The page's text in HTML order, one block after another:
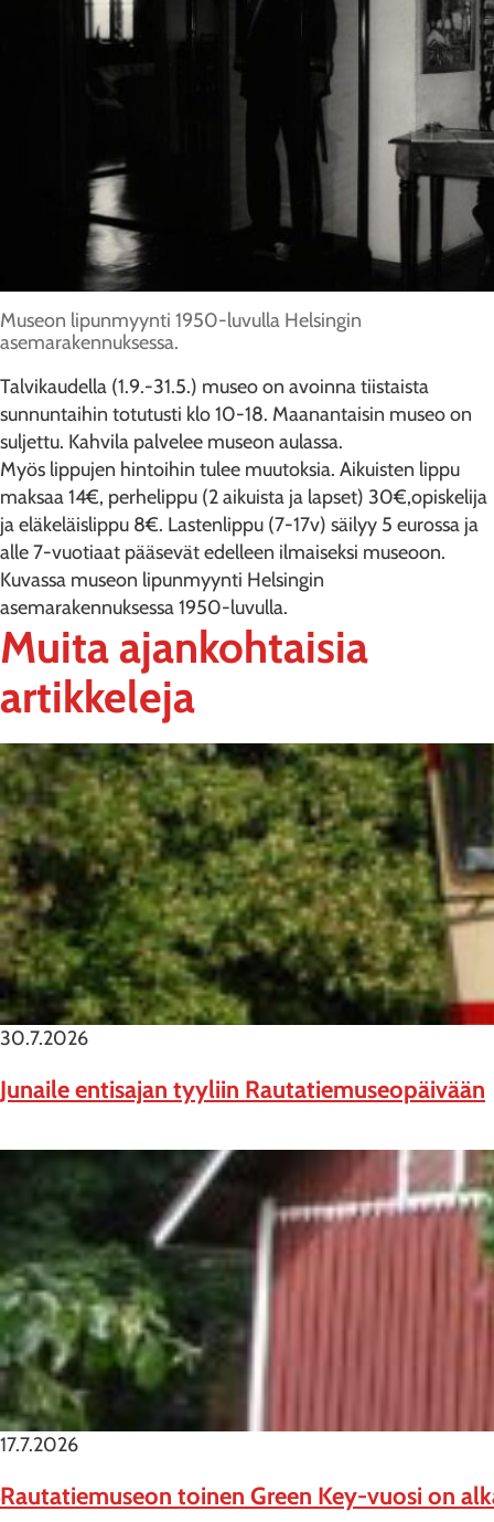
Museon lipunmyynti 1950-luvulla Helsingin
asemarakennuksessa.
Talvikaudella (1.9.-31.5.) museo on avoinna tiistaista
sunnuntaihin totutusti klo 10-18. Maanantaisin museo on
suljettu. Kahvila palvelee museon aulassa.
Myös lippujen hintoihin tulee muutoksia. Aikuisten lippu
maksaa 14€, perhelippu (2 aikuista ja lapset) 30€,opiskelija
ja eläkeläislippu 8€. Lastenlippu (7-17v) säilyy 5 eurossa ja
alle 7-vuotiaat pääsevät edelleen ilmaiseksi museoon.
Kuvassa museon lipunmyynti Helsingin
asemarakennuksessa 1950-luvulla.
Muita ajankohtaisia
artikkeleja
30.7.2026
Junaile entisajan tyyliin Rautatiemuseopäivään
17.7.2026
Rautatiemuseon toinen Green Key-vuosi on